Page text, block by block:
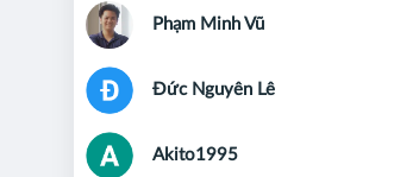
Phạm Minh Vũ
Đức Nguyên Lê
Akito1995